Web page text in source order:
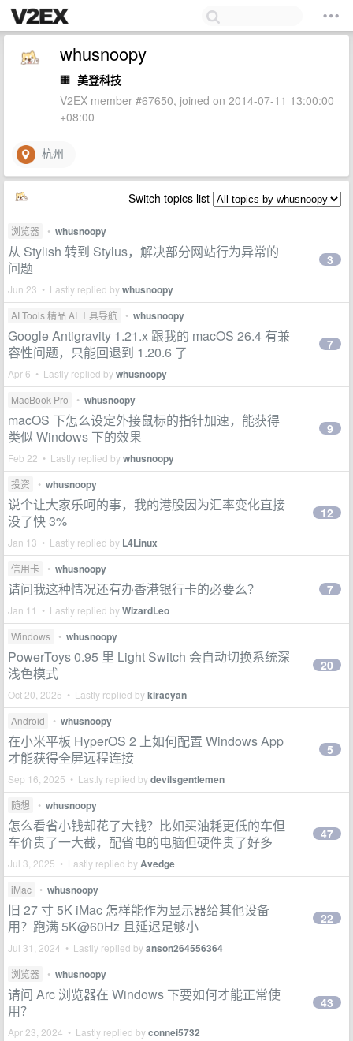
whusnoopy
🏢 美登科技
V2EX member #67650, joined on 2014-07-11 13:00:00
+08:00
杭州
Switch topics list
浏览器 • whusnoopy
从 Stylish 转到 Stylus，解决部分网站行为异常的
问题
Jun 23 • Lastly replied bywhusnoopy
3
AI Tools 精品 AI 工具导航 • whusnoopy
Google Antigravity 1.21.x 跟我的 macOS 26.4 有兼
容性问题，只能回退到 1.20.6 了
Apr 6 • Lastly replied bywhusnoopy
7
MacBook Pro • whusnoopy
macOS 下怎么设定外接鼠标的指针加速，能获得
类似 Windows 下的效果
Feb 22 • Lastly replied bywhusnoopy
9
投资 • whusnoopy
说个让大家乐呵的事，我的港股因为汇率变化直接
没了快 3%
Jan 13 • Lastly replied by L4Linux
12
信用卡 • whusnoopy
请问我这种情况还有办香港银行卡的必要么？
Jan 11 • Lastly replied byWizardLeo
7
Windows • whusnoopy
PowerToys 0.95 里 Light Switch 会自动切换系统深
浅色模式
Oct 20, 2025 • Lastly replied bykiracyan
20
Android • whusnoopy
在小米平板 HyperOS 2 上如何配置 Windows App
才能获得全屏远程连接
Sep 16, 2025 • Lastly replied bydevilsgentlemen
5
随想 • whusnoopy
怎么看省小钱却花了大钱？比如买油耗更低的车但
车价贵了一大截，配省电的电脑但硬件贵了好多
Jul 3, 2025 • Lastly replied byAvedge
47
iMac • whusnoopy
旧 27 寸 5K iMac 怎样能作为显示器给其他设备
用？跑满 5K@60Hz 且延迟足够小
Jul 31, 2024 • Lastly replied byanson264556364
22
浏览器 • whusnoopy
请问 Arc 浏览器在 Windows 下要如何才能正常使
用？
Apr 23, 2024 • Lastly replied byconnei5732
43